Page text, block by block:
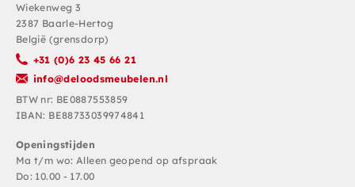
Wiekenweg 3
2387 Baarle-Hertog
België (grensdorp)
+31 (0)6 23 45 66 21
info@deloodsmeubelen.nl
BTW nr: BE0887553859
IBAN: BE88733039974841
Openingstijden
Ma t/m wo: Alleen geopend op afspraak
Do: 10.00 - 17.00